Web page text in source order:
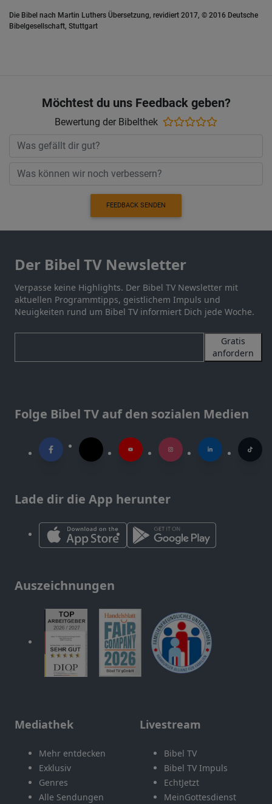
Die Bibel nach Martin Luthers Übersetzung, revidiert 2017, © 2016 Deutsche
Bibelgesellschaft, Stuttgart
Möchtest du uns Feedback geben?
Bewertung der Bibelthek
FEEDBACK SENDEN
Der Bibel TV Newsletter
Verpasse keine Highlights. Der Bibel TV Newsletter mit
aktuellen Programmtipps, geistlichem Impuls und
Neuigkeiten rund um Bibel TV informiert Dich jede Woche.
Gratis
anfordern
Folge Bibel TV auf den sozialen Medien
Lade dir die App herunter
Auszeichnungen
Mediathek
Mehr entdecken
Exklusiv
Genres
Alle Sendungen
Livestream
Bibel TV
Bibel TV Impuls
EchtJetzt
MeinGottesdienst